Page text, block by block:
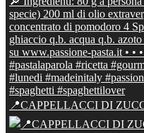
📍CAPPELLACCI DI